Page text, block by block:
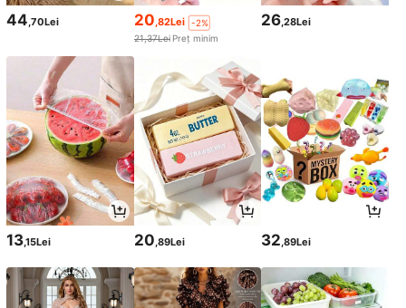
44,70Lei 20,82Lei
-2%
21,37Lei Preț minim
26,28Lei
13,15Lei 20,89Lei 32,89Lei